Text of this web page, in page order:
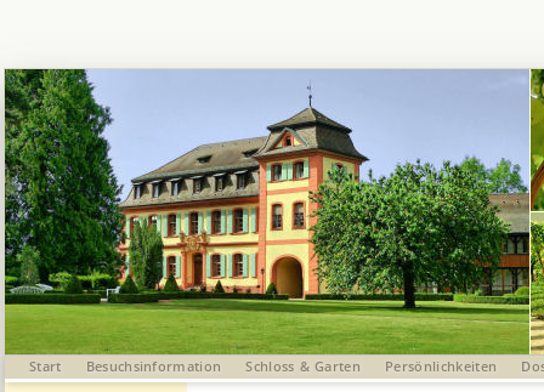
Start Besuchsinformation Schloss & Garten Persönlichkeiten